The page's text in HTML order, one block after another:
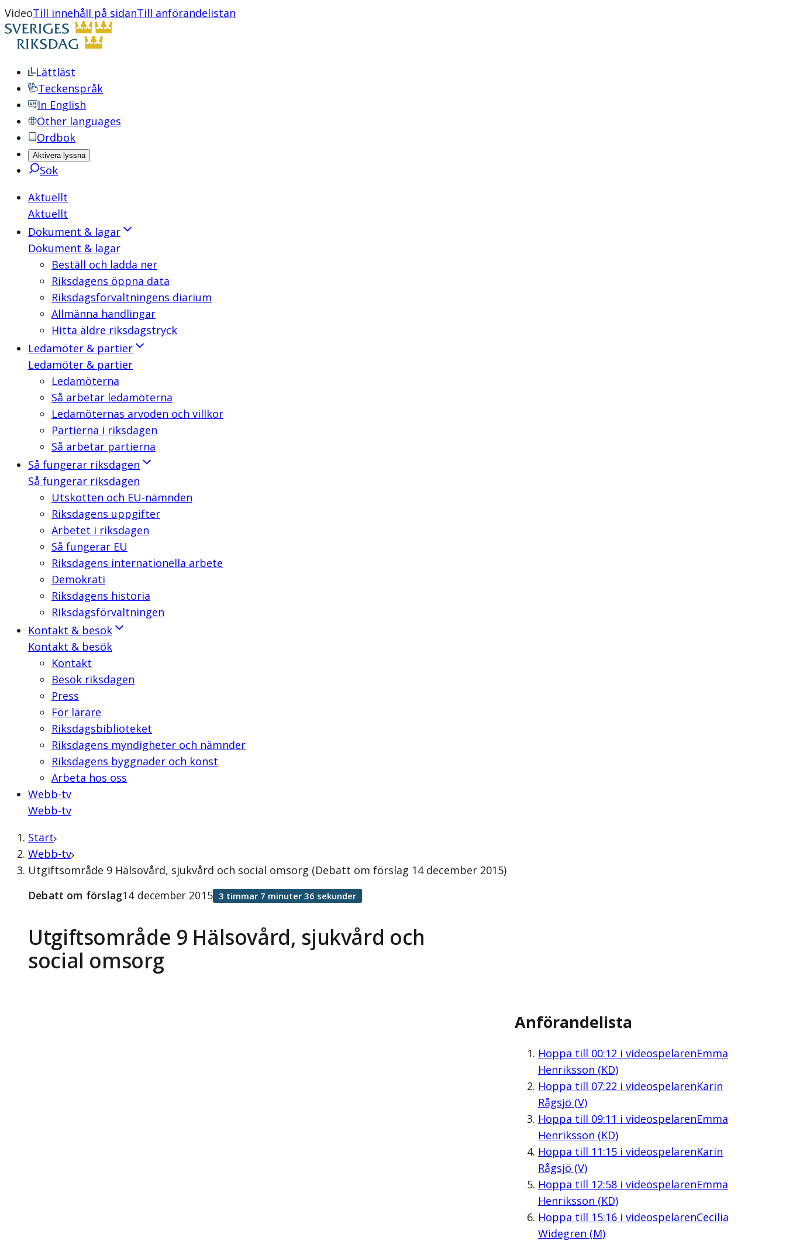
VideoTill innehåll på sidanTill anförandelistan
Lättläst
Teckenspråk
In English
Other languages
Ordbok
Aktivera lyssna
Sök
Aktuellt
Aktuellt
Dokument & lagar
Dokument & lagar
Beställ och ladda ner
Riksdagens öppna data
Riksdagsförvaltningens diarium
Allmänna handlingar
Hitta äldre riksdagstryck
Ledamöter & partier
Ledamöter & partier
Ledamöterna
Så arbetar ledamöterna
Ledamöternas arvoden och villkor
Partierna i riksdagen
Så arbetar partierna
Så fungerar riksdagen
Så fungerar riksdagen
Utskotten och EU-nämnden
Riksdagens uppgifter
Arbetet i riksdagen
Så fungerar EU
Riksdagens internationella arbete
Demokrati
Riksdagens historia
Riksdagsförvaltningen
Kontakt & besök
Kontakt & besök
Kontakt
Besök riksdagen
Press
För lärare
Riksdagsbiblioteket
Riksdagens myndigheter och nämnder
Riksdagens byggnader och konst
Arbeta hos oss
Webb-tv
Webb-tv
Start
Webb-tv
Utgiftsområde 9 Hälsovård, sjukvård och social omsorg (Debatt om förslag 14 december 2015)
Utgiftsområde 9 Hälsovård, sjukvård och
social omsorg
Debatt om förslag14 december 2015 3 timmar 7 minuter 36 sekunder
Anförandelista
Hoppa till 00:12 i videospelarenEmma
Henriksson (KD)
Hoppa till 07:22 i videospelarenKarin
Rågsjö (V)
Hoppa till 09:11 i videospelarenEmma
Henriksson (KD)
Hoppa till 11:15i videospelarenKarin
Rågsjö (V)
Hoppa till 12:58i videospelarenEmma
Henriksson (KD)
Hoppa till 15:16i videospelarenCecilia
Widegren (M)